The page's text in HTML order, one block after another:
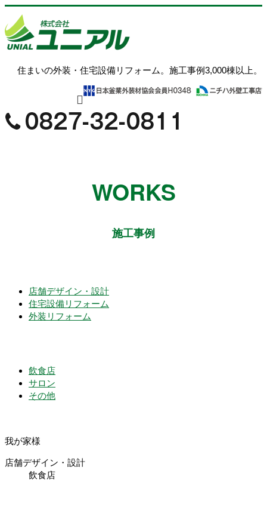
住まいの外装・住宅設備リフォーム。施工事例3,000棟以上。
WORKS
施工事例
店舗デザイン・設計
住宅設備リフォーム
外装リフォーム
飲食店
サロン
その他
我が家様
店舗デザイン・設計
飲食店